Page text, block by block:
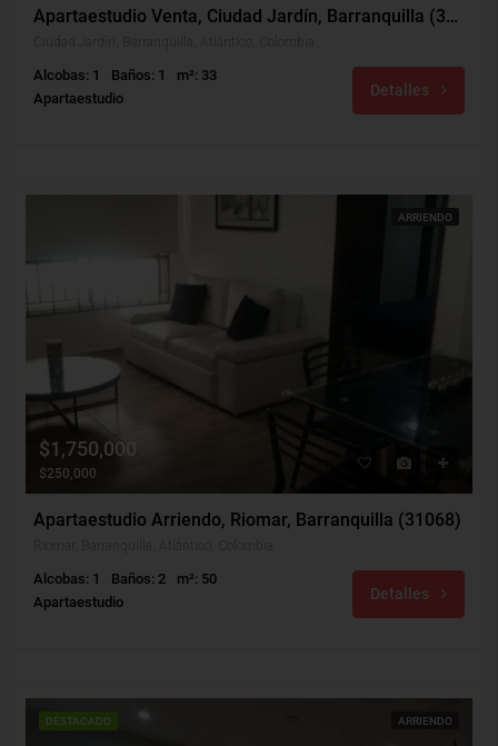
Apartaestudio Venta, Ciudad Jardín, Barranquilla (31427v)
Alcobas: 1 Baños: 1
m²: 33
Apartaestudio
Detalles
ARRIENDO
$1,750,000
$250,000
Apartaestudio Arriendo, Riomar, Barranquilla (31068)
Alcobas: 1 Baños: 2
m²: 50
Apartaestudio
Detalles
DESTACADO ARRIENDO